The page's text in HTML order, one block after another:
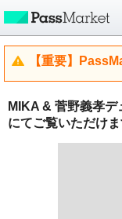
【重要】
MIKA & 菅野義孝
にてご覧いただけま